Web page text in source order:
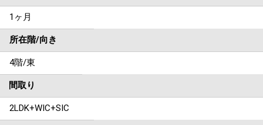
1ヶ月
所在階/向き
4階/東
間取り
2LDK+WIC+SIC